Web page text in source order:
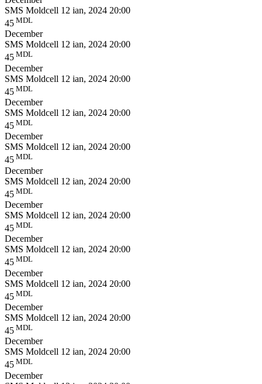
SMS Moldcell 12 ian, 2024 20:00
45 MDL
December
SMS Moldcell 12 ian, 2024 20:00
45 MDL
December
SMS Moldcell 12 ian, 2024 20:00
45 MDL
December
SMS Moldcell 12 ian, 2024 20:00
45 MDL
December
SMS Moldcell 12 ian, 2024 20:00
45 MDL
December
SMS Moldcell 12 ian, 2024 20:00
45 MDL
December
SMS Moldcell 12 ian, 2024 20:00
45 MDL
December
SMS Moldcell 12 ian, 2024 20:00
45 MDL
December
SMS Moldcell 12 ian, 2024 20:00
45 MDL
December
SMS Moldcell 12 ian, 2024 20:00
45 MDL
December
SMS Moldcell 12 ian, 2024 20:00
45 MDL
December